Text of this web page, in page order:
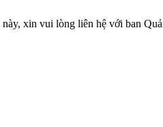
xin vui lòng liên hệ với ban